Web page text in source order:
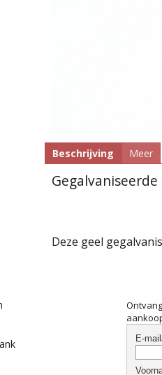
Beschrijving Meer
Deze geel